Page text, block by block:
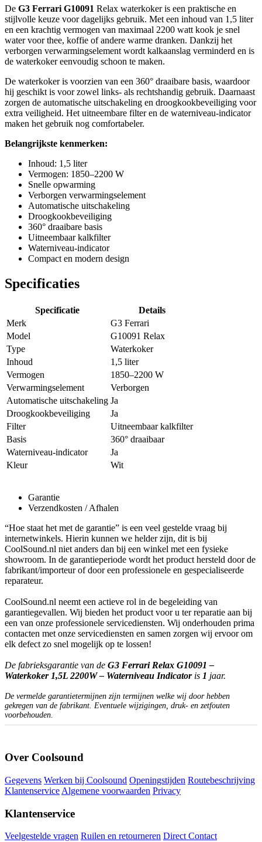
De G3 Ferrari G10091 Relax waterkoker is een praktische en
stijlvolle keuze voor dagelijks gebruik. Met een inhoud van 1,5 liter
en een krachtig vermogen van maximaal 2200 watt kook je snel
water voor thee, koffie of andere warme dranken. Dankzij het
verborgen verwarmingselement wordt kalkaanslag verminderd en is
de waterkoker eenvoudig schoon te maken.
De waterkoker is voorzien van een 360° draaibare basis, waardoor
hij geschikt is voor zowel links- als rechtshandig gebruik. Daarnaast
zorgen de automatische uitschakeling en droogkookbeveiliging voor
extra veiligheid. Het uitneembare filter en de waterniveau-indicator
maken het gebruik nog comfortabeler.
Belangrijkste kenmerken:
Inhoud: 1,5 liter
Vermogen: 1850–2200 W
Snelle opwarming
Verborgen verwarmingselement
Automatische uitschakeling
Droogkookbeveiliging
360° draaibare basis
Uitneembaar kalkfilter
Waterniveau-indicator
Compact en modern design
Specificaties
Specificatie
Details
Merk
G3 Ferrari
Model
G10091 Relax
Type
Waterkoker
Inhoud
1,5 liter
Vermogen
1850–2200 W
Verwarmingselement
Verborgen
Automatische uitschakeling Ja
Droogkookbeveiliging
Ja
Filter
Uitneembaar kalkfilter
Basis
360° draaibaar
Waterniveau-indicator
Ja
Kleur
Wit
Garantie
Verzendkosten / Afhalen
“Hoe staat het met de garantie” is een veel gestelde vraag bij
internetwinkels. Hierin kunnen we helder zijn, dit is bij
CoolSound.nl niet anders dan bij een winkel met een fysieke
showroom. In de garantieperiode wordt het product hersteld door de
fabrikant/importeur of door een professionele en gespecialiseerde
reparateur.
CoolSound.nl neemt een actieve rol in de begeleiding van
garantiegevallen. Wij bieden het product voor u ter reparatie aan bij
een van onze professionele servicediensten. Wij onderhouden prima
contacten met onze servicediensten en samen zorgen wij ervoor om
elk defect zo snel mogelijk op te lossen!
De fabrieksgarantie van de G3 Ferrari Relax G10091 –
Waterkoker 1,5L 2200W – Waterniveau Indicatoris 1 jaar.
De vermelde garantietermijnen zijn termijnen welke wij door hebben
gekregen van de fabrikant. Eventuele wijzigingen, druk- en zetfouten
voorbehouden.
Over Coolsound
Gegevens Werken bij Coolsound Openingstijden Routebeschrijving
Klantenservice Algemene voorwaarden Privacy
Klantenservice
Veelgestelde vragen Ruilen en retourneren Direct Contact